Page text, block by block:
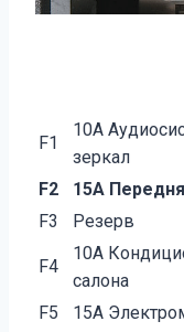
F1
10А
зеркал
F2
15А
F3
Резерв
F4
10А
салона
F5
15А